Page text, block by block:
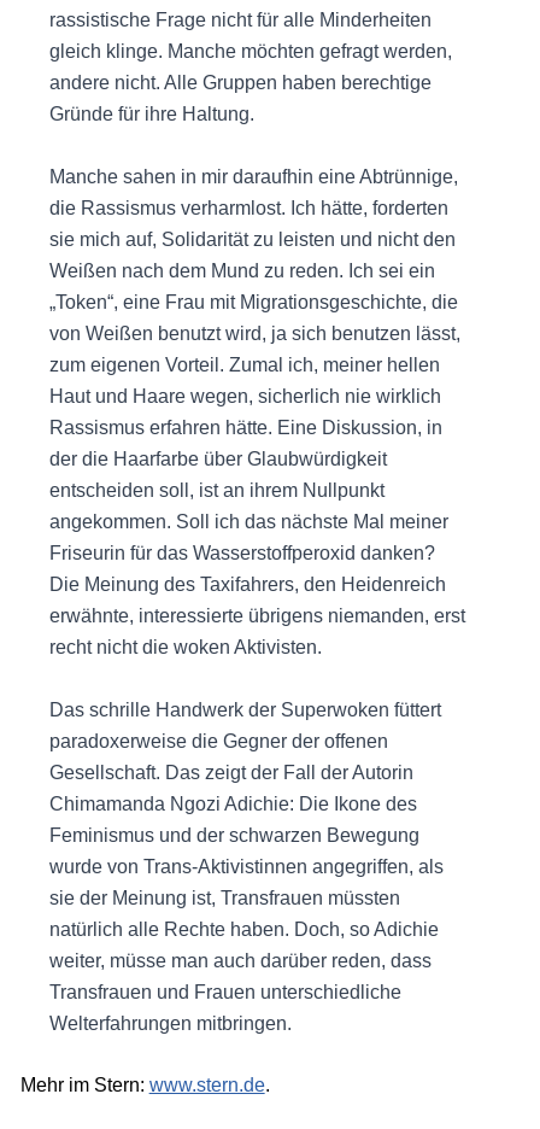
rassistische Frage nicht für alle Minderheiten
gleich klinge. Manche möchten gefragt werden,
andere nicht. Alle Gruppen haben berechtige
Gründe für ihre Haltung.
Manche sahen in mir daraufhin eine Abtrünnige,
die Rassismus verharmlost. Ich hätte, forderten
sie mich auf, Solidarität zu leisten und nicht den
Weißen nach dem Mund zu reden. Ich sei ein
„Token“, eine Frau mit Migrationsgeschichte, die
von Weißen benutzt wird, ja sich benutzen lässt,
zum eigenen Vorteil. Zumal ich, meiner hellen
Haut und Haare wegen, sicherlich nie wirklich
Rassismus erfahren hätte. Eine Diskussion, in
der die Haarfarbe über Glaubwürdigkeit
entscheiden soll, ist an ihrem Nullpunkt
angekommen. Soll ich das nächste Mal meiner
Friseurin für das Wasserstoffperoxid danken?
Die Meinung des Taxifahrers, den Heidenreich
erwähnte, interessierte übrigens niemanden, erst
recht nicht die woken Aktivisten.
Das schrille Handwerk der Superwoken füttert
paradoxerweise die Gegner der offenen
Gesellschaft. Das zeigt der Fall der Autorin
Chimamanda Ngozi Adichie: Die Ikone des
Feminismus und der schwarzen Bewegung
wurde von Trans-Aktivistinnen angegriffen, als
sie der Meinung ist, Transfrauen müssten
natürlich alle Rechte haben. Doch, so Adichie
weiter, müsse man auch darüber reden, dass
Transfrauen und Frauen unterschiedliche
Welterfahrungen mitbringen.
Mehr im Stern: www.stern.de.